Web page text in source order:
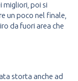
migliori, poi si
un poco nel finale,
da fuori area che
storta anche ad